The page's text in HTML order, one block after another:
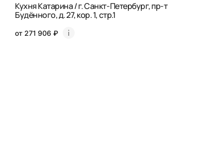
Кухня Катарина / г. Санкт-Петербург, пр-т
Будённого, д. 27, кор. 1, стр.1
от 271 906 ₽